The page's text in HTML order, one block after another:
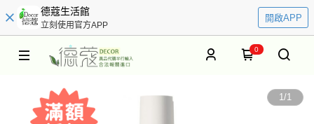
德蔻生活館
立刻使用官方APP
開啟APP
0
1/1